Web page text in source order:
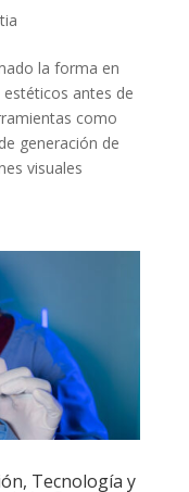
la forma en
antes de
como
generación de
visuales
Tecnología y